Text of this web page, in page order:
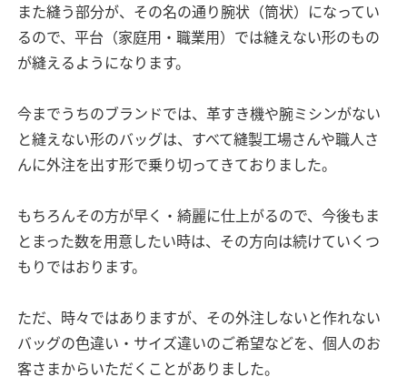
また縫う部分が、その名の通り腕状（筒状）になってい
るので、平台（家庭用・職業用）では縫えない形のもの
が縫えるようになります。
今までうちのブランドでは、革すき機や腕ミシンがない
と縫えない形のバッグは、すべて縫製工場さんや職人さ
んに外注を出す形で乗り切ってきておりました。
もちろんその方が早く・綺麗に仕上がるので、今後もま
とまった数を用意したい時は、その方向は続けていくつ
もりではおります。
ただ、時々ではありますが、その外注しないと作れない
バッグの色違い・サイズ違いのご希望などを、個人のお
客さまからいただくことがありました。